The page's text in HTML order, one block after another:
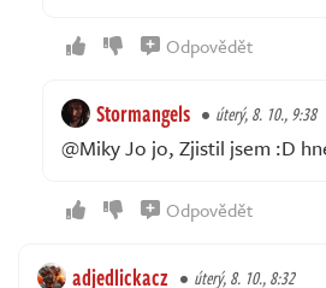
Odpovědět
Stormangels úterý, 8. 10., 9:38
@Miky Jo jo, Zjistil jsem :D
Odpovědět
adjedlickacz úterý, 8. 10., 8:32